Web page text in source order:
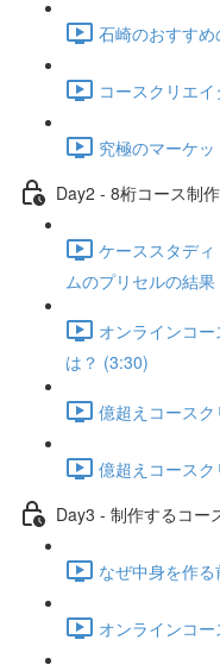
石崎のおすす
コースクリエ
究極のマーケ
Day2 - 8桁コース制
ケーススタデ
ムのプリセルの結
オンラインコ
は？ (3:30)
億超えコース
億超えコース
Day3 - 制作するコー
なぜ中身を作
オンラインコ